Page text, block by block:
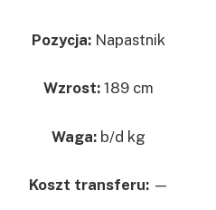
Pozycja: Napastnik
Wzrost: 189 cm
Waga: b/d kg
Koszt transferu: —